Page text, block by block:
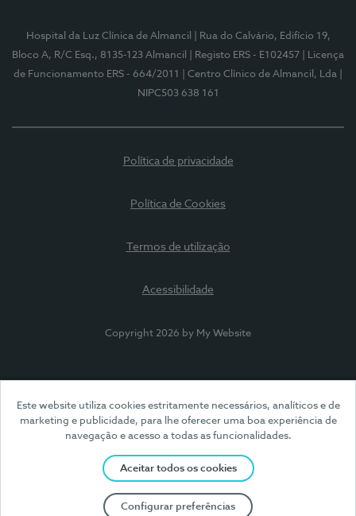
Este website utiliza cookies estritamente necessários, analíticos e de
marketing e publicidade, para lhe oferecer uma boa experiência de
navegação e acesso a todas as funcionalidades.
Aceitar todos os cookies
Configurar preferências
Hospital da Luz Clínica de Almancil
| Rua do Calvário, Edifício 19,
Bloco A, R/C Esq., 8135-123 Almancil
| Registo ERS - E102457
| Licença
de Funcionamento ERS - 664/2011
| Centro Clínico de Almancil, Lda
NIPC503 638 161
Política de privacidade
Política de Cookies
Termos de utilização
Acessibilidade
Copyright 2026 by My Website